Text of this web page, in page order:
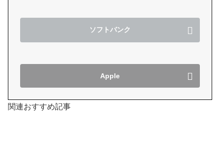
ソフトバンク
Apple
関連おすすめ記事